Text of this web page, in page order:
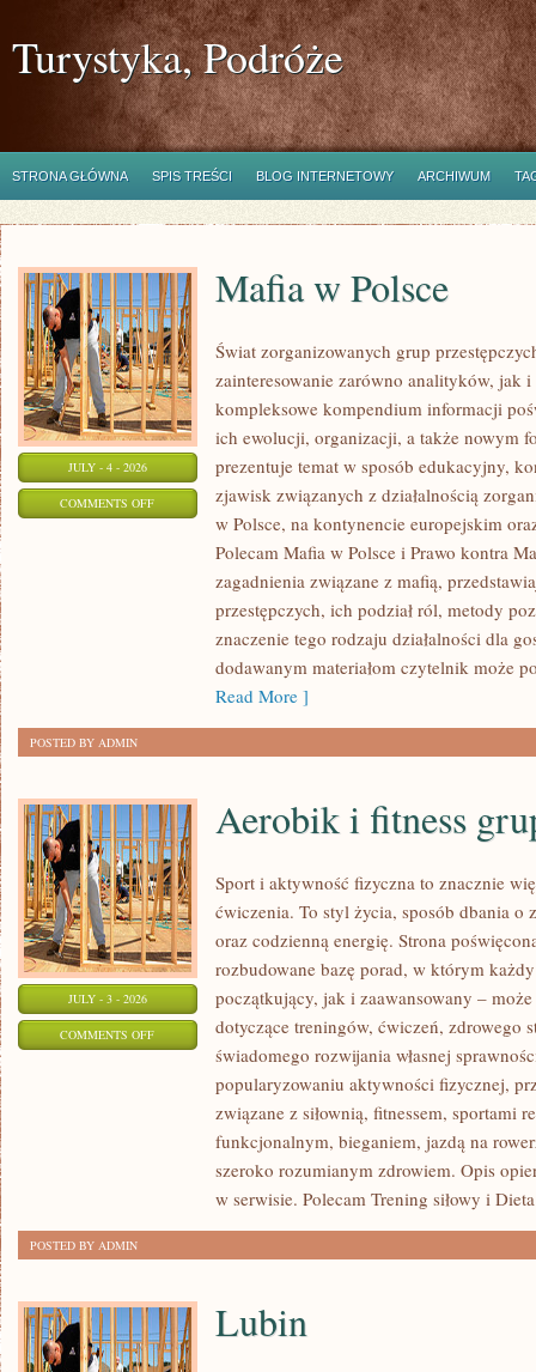
Turystyka, Podróże
STRONA GŁÓWNA SPIS TREŚCI BLOG INTERNETOWY ARCHIWUM
JULY - 4 - 2026
COMMENTS OFFON
Mafia w Polsce
Świat zorganizowanych grup
zainteresowanie zarówno analityków, jak
kompleksowe kompendium informacji
ich ewolucji, organizacji, a także nowym
prezentuje temat w sposób edukacyjny,
zjawisk związanych z działalnością
w Polsce, na kontynencie europejskim
Polecam Mafia w Polsce i Prawo kontra
zagadnienia związane z mafią,
przestępczych, ich podział ról, metody
znaczenie tego rodzaju działalności dla
dodawanym materiałom czytelnik może
Read More ]
POSTED BY ADMIN
JULY - 3 - 2026
COMMENTS OFFON
Aerobik i fitness
Sport i aktywność fizyczna to znacznie
ćwiczenia. To styl życia, sposób dbania o
oraz codzienną energię. Strona
rozbudowane bazę porad, w którym
początkujący, jak i zaawansowany –
dotyczące treningów, ćwiczeń, zdrowego
świadomego rozwijania własnej
popularyzowaniu aktywności fizycznej,
związane z siłownią, fitnessem, sportami
funkcjonalnym, bieganiem, jazdą na
szeroko rozumianym zdrowiem. Opis
w serwisie. Polecam Trening siłowy i
POSTED BY ADMIN
Lubin